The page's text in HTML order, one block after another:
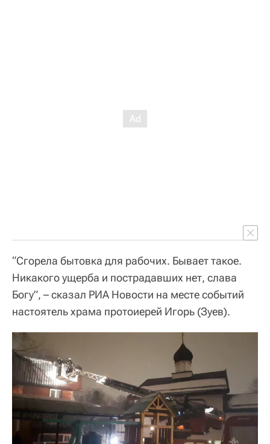
“Сгорела бытовка для рабочих. Бывает такое.
Никакого ущерба и пострадавших нет, слава
Богу”, – сказал РИА Новости на месте событий
настоятель храма протоиерей Игорь (Зуев).